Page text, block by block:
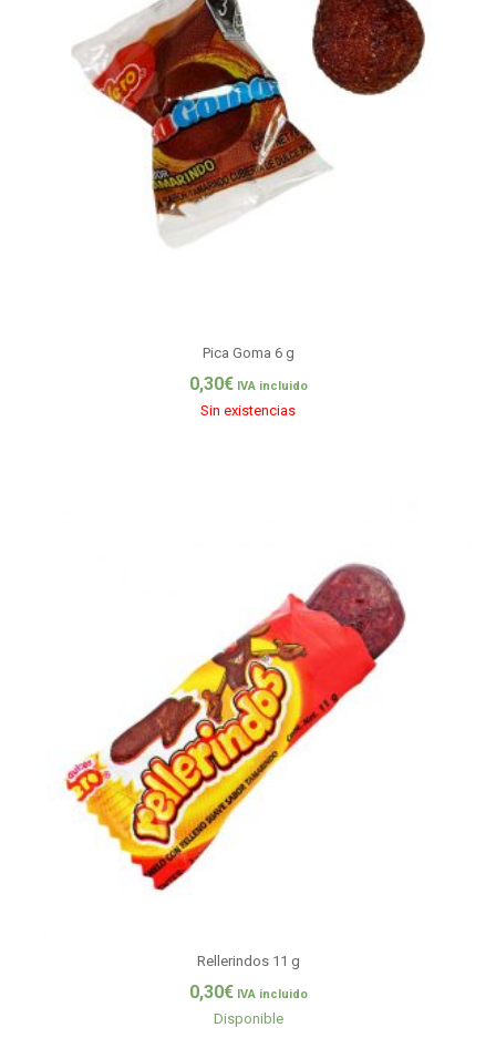
Pica Goma 6 g
0,30€ IVA incluido
Sin existencias
Rellerindos 11 g
0,30€ IVA incluido
Disponible